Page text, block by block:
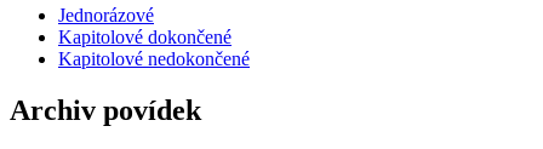
Jednorázové
Kapitolové dokončené
Kapitolové nedokončené
Archiv povídek